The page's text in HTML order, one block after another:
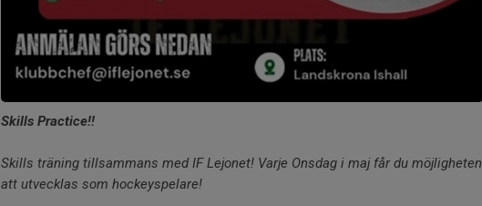
Skills Practice!!
Skills träning tillsammans med IF Lejonet! Varje Onsdag i maj får du möjligheten
att utvecklas som hockeyspelare!